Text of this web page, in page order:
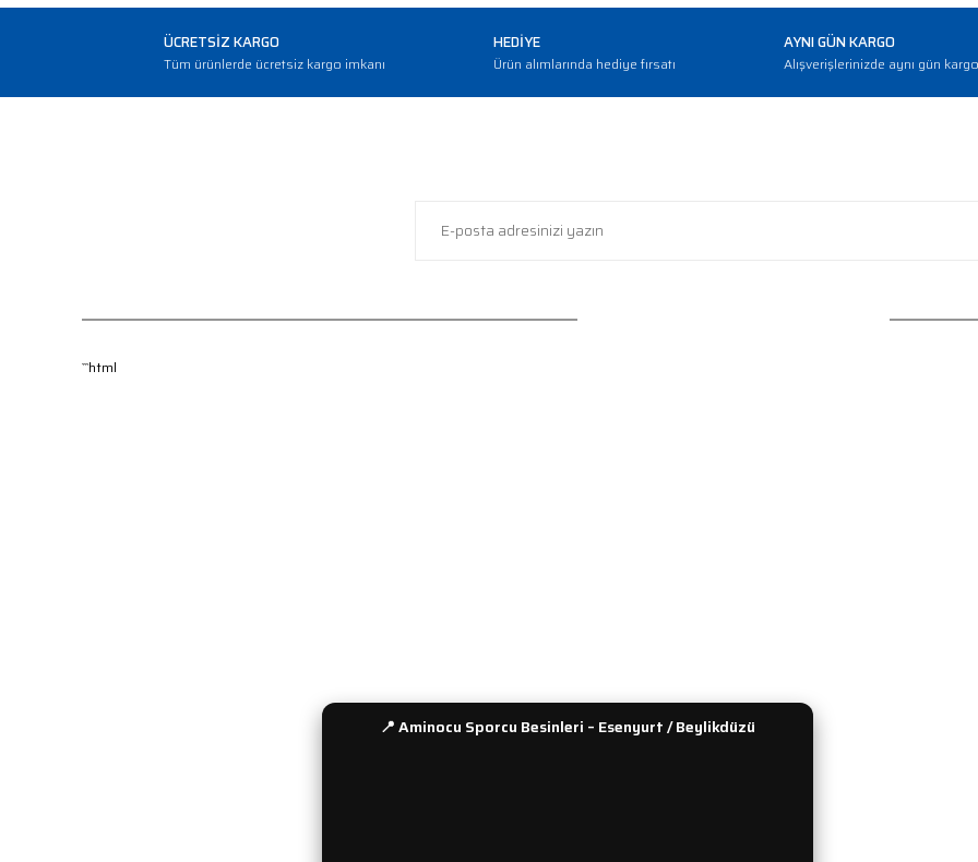
ÜCRETSİZ KARGO
Tüm ürünlerde ücretsiz kargo imkanı
HEDİYE
Ürün alımlarında hediye fırsatı
AYNI GÜN KARGO
Alışverişlerinizde aynı gün kargo
```html
📍 Aminocu Sporcu Besinleri – Esenyurt / Beylikdüzü